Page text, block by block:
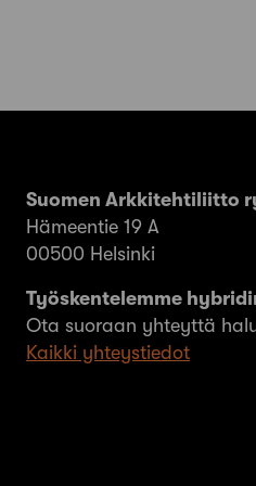
Suomen Arkkitehtiliitto
Hämeentie 19 A
00500 Helsinki
Työskentelemme
Ota suoraan yhteyttä
Kaikki yhteystiedot